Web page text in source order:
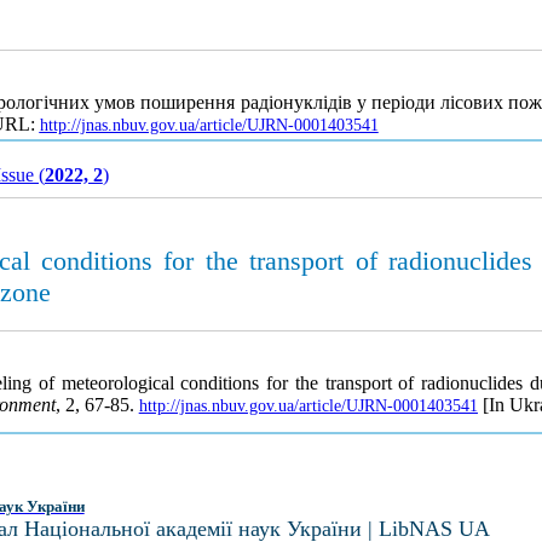
умов поширення радіонуклідів у періоди лісових
http://jnas.nbuv.gov.ua/article/UJRN-0001403541
(2022, 2)
conditions for the transport of
of meteorological conditions for the transport of radionuclides
, 2, 67-85. http://jnas.nbuv.gov.ua/article/UJRN-0001403541 [In
України
Національної академії наук України | LibNAS UA